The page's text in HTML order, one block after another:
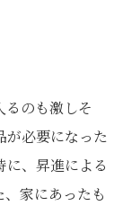
のも激しそ
が必要になった
に、昇進による
家にあったも